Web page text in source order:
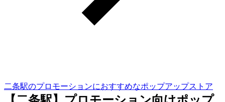
二条駅のプロモーションにおすすめなポップアップストア